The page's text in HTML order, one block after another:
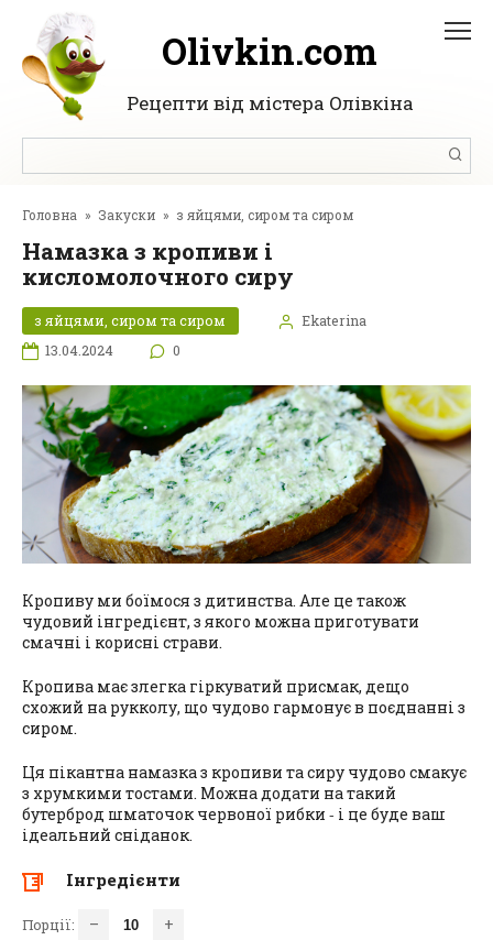
Перейти
вмісту
Olivkin.com
Рецепти від містера Олівкіна
Головна » Закуски » з яйцями, сиром та сиром
Намазка з кропиви і
кисломолочного сиру
з яйцями, сиром та сиром
Ekaterina
13.04.2024
0
Кропиву ми боїмося з дитинства. Але це також
чудовий інгредієнт, з якого можна приготувати
смачні і корисні страви.
Кропива має злегка гіркуватий присмак, дещо
схожий на рукколу, що чудово гармонує в поєднанні з
сиром.
Ця пікантна намазка з кропиви та сиру чудово смакує
з хрумкими тостами. Можна додати на такий
бутерброд шматочок червоної рибки ‑ і це буде ваш
ідеальний сніданок.
Інгредієнти
Порції: – +